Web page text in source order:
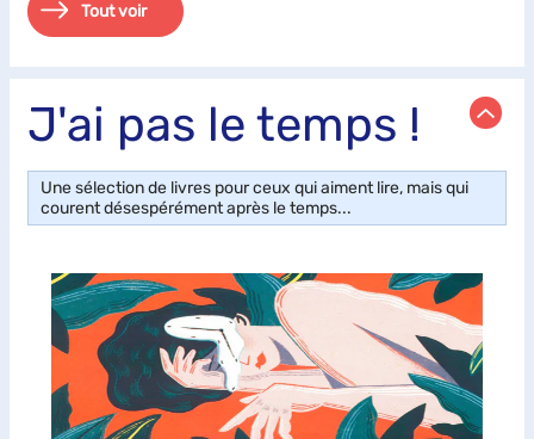
Notes: Version française et
version originale sous-titrée.
2007
Tout voir
J'ai pas le temps !
Une sélection de livres pour ceux qui aiment lire, mais qui
courent désespérément après le temps...